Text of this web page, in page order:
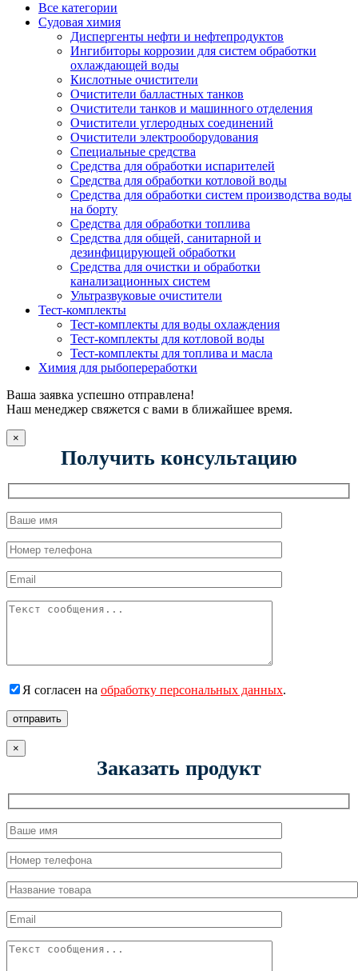
Все категории
Судовая химия
Диспергенты нефти и нефтепродуктов
Ингибиторы коррозии для систем обработки
охлаждающей воды
Кислотные очистители
Очистители балластных танков
Очистители танков и машинного отделения
Очистители углеродных соединений
Очистители электрооборудования
Специальные средства
Средства для обработки испарителей
Средства для обработки котловой воды
Средства для обработки систем производства воды
на борту
Средства для обработки топлива
Средства для общей, санитарной и
дезинфицирующей обработки
Средства для очистки и обработки
канализационных систем
Ультразвуковые очистители
Тест-комплекты
Тест-комплекты для воды охлаждения
Тест-комплекты для котловой воды
Тест-комплекты для топлива и масла
Химия для рыбопереработки
Ваша заявка успешно отправлена!
Наш менеджер свяжется с вами в ближайшее время.
×
Получить консультацию
Я согласен на обработку персональных данных.
отправить
×
Заказать продукт